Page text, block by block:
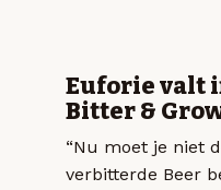
Euforie valt
Bitter &
“Nu moet je niet
verbitterde Beer